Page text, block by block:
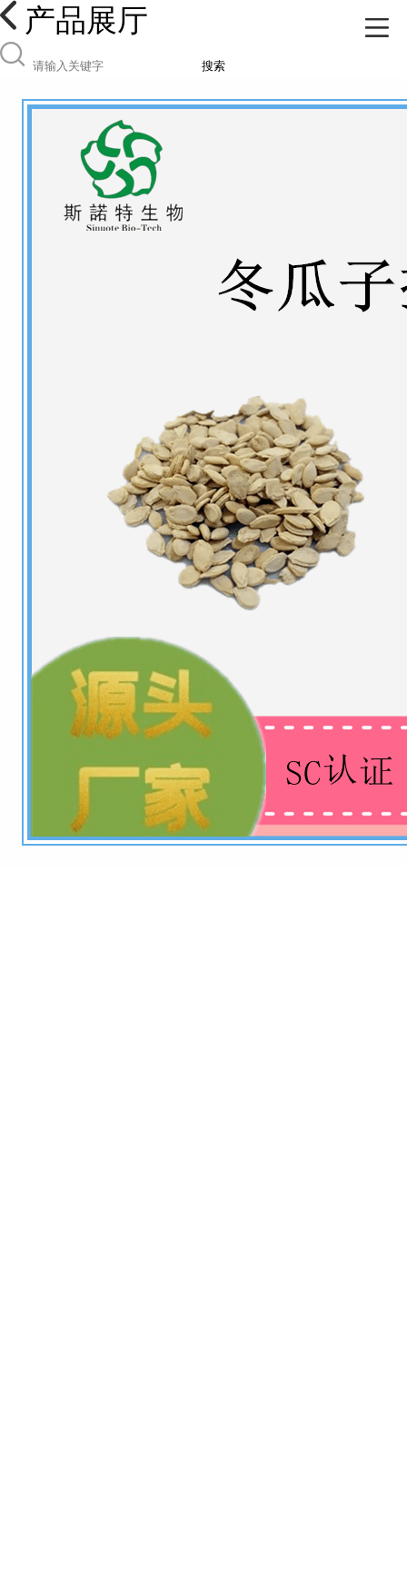
产品展厅
搜索